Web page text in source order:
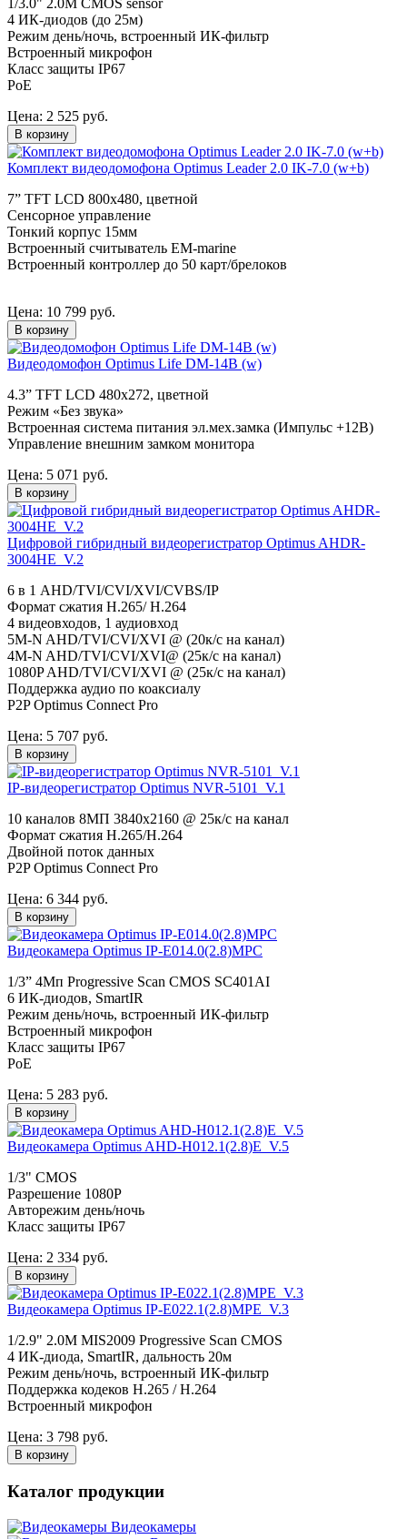
1/3.0" 2.0M CMOS sensor
4 ИК-диодов (до 25м)
Режим день/ночь, встроенный ИК-фильтр
Встроенный микрофон
Класс защиты IР67
PoE
Цена: 2 525 руб.
В корзину
Комплект видеодомофона Optimus Leader 2.0 IK-7.0 (w+b)
7” TFT LCD 800х480, цветной
Сенсорное управление
Тонкий корпус 15мм
Встроенный считыватель EM-marine
Встроенный контроллер до 50 карт/брелоков
Цена: 10 799 руб.
В корзину
Видеодомофон Optimus Life DM-14B (w)
4.3” TFT LCD 480х272, цветной
Режим «Без звука»
Встроенная система питания эл.мех.замка (Импульс +12В)
Управление внешним замком монитора
Цена: 5 071 руб.
В корзину
Цифровой гибридный видеорегистратор Optimus AHDR-
3004HE_V.2
6 в 1 AHD/TVI/CVI/XVI/CVBS/IP
Формат сжатия H.265/ H.264
4 видеовходов, 1 аудиовход
5M-N AHD/TVI/CVI/XVI @ (20к/с на канал)
4M-N AHD/TVI/CVI/XVI@ (25к/с на канал)
1080P AHD/TVI/CVI/XVI @ (25к/с на канал)
Поддержка аудио по коаксиалу
P2P Optimus Connect Pro
Цена: 5 707 руб.
В корзину
IP-видеорегистратор Optimus NVR-5101_V.1
10 каналов 8МП 3840х2160 @ 25к/с на канал
Формат сжатия H.265/H.264
Двойной поток данных
P2P Optimus Connect Pro
Цена: 6 344 руб.
В корзину
Видеокамера Optimus IP-E014.0(2.8)MPC
1/3” 4Мп Progressive Scan CMOS SC401AI
6 ИК-диодов, SmartIR
Режим день/ночь, встроенный ИК-фильтр
Встроенный микрофон
Класс защиты IР67
PoE
Цена: 5 283 руб.
В корзину
Видеокамера Optimus AHD-H012.1(2.8)E_V.5
1/3" CMOS
Разрешение 1080P
Авторежим день/ночь
Класс защиты IP67
Цена: 2 334 руб.
В корзину
Видеокамера Optimus IP-E022.1(2.8)MPE_V.3
1/2.9" 2.0M MIS2009 Progressive Scan CMOS
4 ИК-диода, SmartIR, дальность 20м
Режим день/ночь, встроенный ИК-фильтр
Поддержка кодеков H.265 / H.264
Встроенный микрофон
Цена: 3 798 руб.
В корзину
Каталог продукции
Видеокамеры